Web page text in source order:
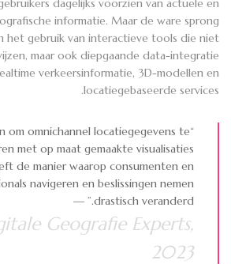
dagelijks voorzien van actuele en
informatie. Maar de ware sprong
het gebruik van interactieve tools die niet
maar ook diepgaande data-integratie
verkeersinformatie, 3D-modellen en
locatiegebaseerde services.
om omnichannel locatiegegevens te
met op maat gemaakte visualisaties
de manier waarop consumenten en
navigeren en beslissingen nemen
drastisch veranderd.” —
Geografie Experts,
2023